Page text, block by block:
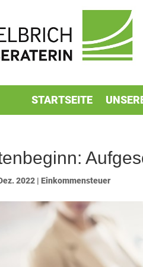
STARTSEITE
2022 |Einkommensteuer